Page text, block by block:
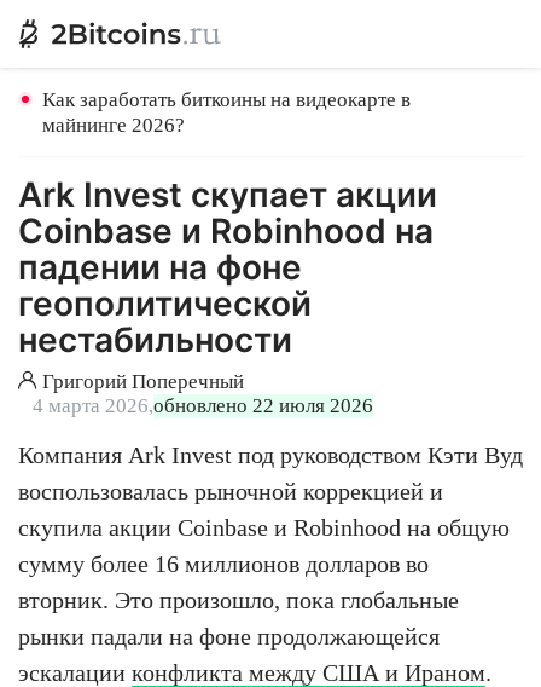
Как заработать биткоины на видеокарте в
майнинге 2026?
Ark Invest скупает акции
Coinbase и Robinhood на
падении на фоне
геополитической
нестабильности
Григорий Поперечный
4 марта 2026,обновлено 22 июля 2026
Компания Ark Invest под руководством Кэти Вуд
воспользовалась рыночной коррекцией и
скупила акции Coinbase и Robinhood на общую
сумму более 16 миллионов долларов во
вторник. Это произошло, пока глобальные
рынки падали на фоне продолжающейся
эскалации конфликта между США и Ираном.